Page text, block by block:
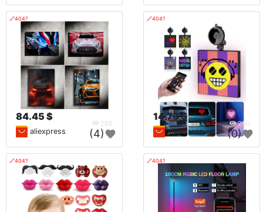
🔗404?
84.45 $
268
aliexpress (4)
🔗404?
14.73 $
260
aliexpress (0)
🔗404? 🔗404?